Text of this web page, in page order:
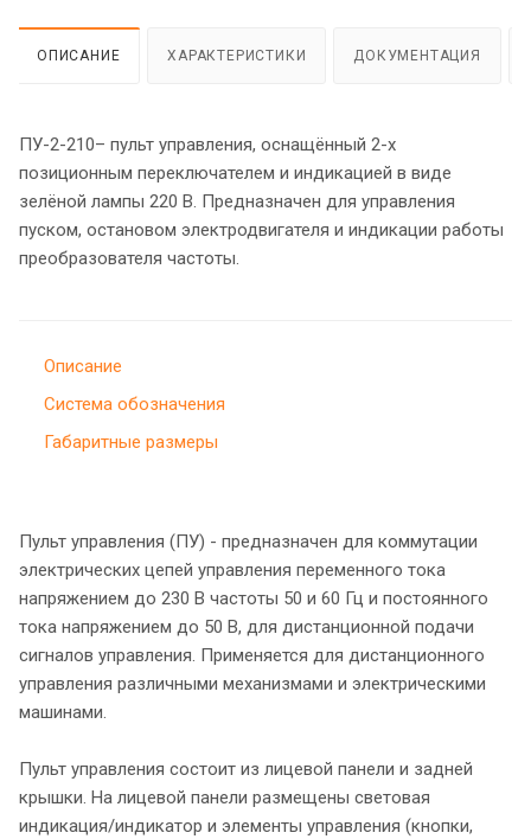
ОПИСАНИЕ ХАРАКТЕРИСТИКИ ДОКУМЕНТАЦИЯ
ПУ-2-210– пульт управления, оснащённый 2-х
позиционным переключателем и индикацией в виде
зелёной лампы 220 В. Предназначен для управления
пуском, остановом электродвигателя и индикации работы
преобразователя частоты.
Описание
Система обозначения
Габаритные размеры
Пульт управления (ПУ) - предназначен для коммутации
электрических цепей управления переменного тока
напряжением до 230 В частоты 50 и 60 Гц и постоянного
тока напряжением до 50 В, для дистанционной подачи
сигналов управления. Применяется для дистанционного
управления различными механизмами и электрическими
машинами.
Пульт управления состоит из лицевой панели и задней
крышки. На лицевой панели размещены световая
индикация/индикатор и элементы управления (кнопки,